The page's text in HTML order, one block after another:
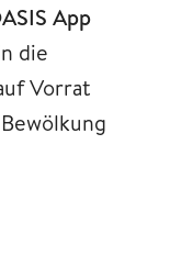
App
die
Vorrat